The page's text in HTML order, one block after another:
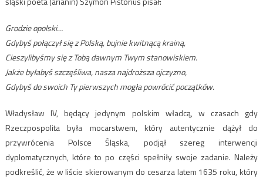
Grodzie opolski…
Gdybyś połączył się z Polską, bujnie kwitnącą krainą,
Cieszylibyśmy się z Tobą dawnym Twym stanowiskiem.
Jakże byłabyś szczęśliwa, nasza najdroższa ojczyzno,
Gdybyś do swoich Ty pierwszych mogła powrócić początków.
Władysław IV, będący jedynym polskim władcą, w czasach gdy
Rzeczpospolita była mocarstwem, który autentycznie dążył do
przywrócenia Polsce Śląska, podjął szereg interwencji
dyplomatycznych, które to po części spełniły swoje zadanie. Należy
podkreślić, że w liście skierowanym do cesarza latem 1635 roku, który